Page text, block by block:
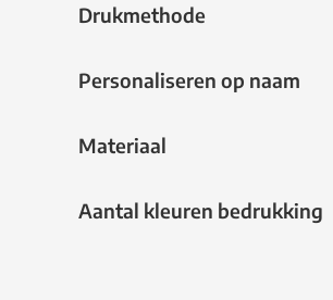
Drukmethode
Drukmethode
Personaliseren op naam
Personaliseren op naam
Materiaal
Materiaal
Aantal kleuren bedrukking
Aantal kleuren bedrukking